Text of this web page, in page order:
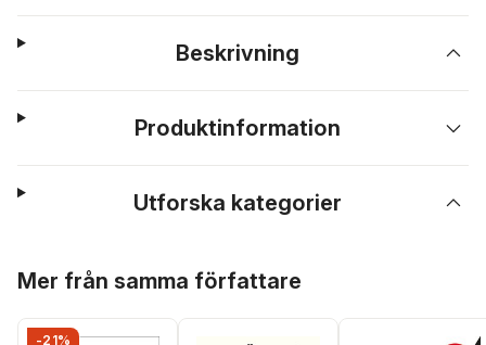
Beskrivning
Produktinformation
Utforska kategorier
Mer från samma författare
-21%